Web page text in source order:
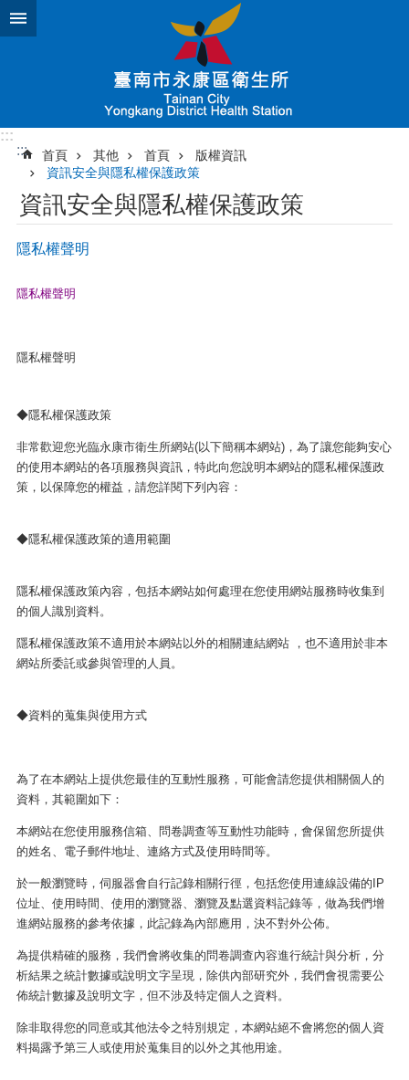
跳到主要內容區塊
:::
:::
首頁 其他 首頁
版權資訊
資訊安全與隱私權保護政策
資訊安全與隱私權保護政策
隱私權聲明
隱私權聲明
隱私權聲明
◆隱私權保護政策
非常歡迎您光臨永康市衛生所網站(以下簡稱本網站)，為了讓您能夠安心
的使用本網站的各項服務與資訊，特此向您說明本網站的隱私權保護政
策，以保障您的權益，請您詳閱下列內容：
◆隱私權保護政策的適用範圍
隱私權保護政策內容，包括本網站如何處理在您使用網站服務時收集到
的個人識別資料。
隱私權保護政策不適用於本網站以外的相關連結網站 ，也不適用於非本
網站所委託或參與管理的人員。
◆資料的蒐集與使用方式
為了在本網站上提供您最佳的互動性服務，可能會請您提供相關個人的
資料，其範圍如下：
本網站在您使用服務信箱、問卷調查等互動性功能時，會保留您所提供
的姓名、電子郵件地址、連絡方式及使用時間等。
於一般瀏覽時，伺服器會自行記錄相關行徑，包括您使用連線設備的IP
位址、使用時間、使用的瀏覽器、瀏覽及點選資料記錄等，做為我們增
進網站服務的參考依據，此記錄為內部應用，決不對外公佈。
為提供精確的服務，我們會將收集的問卷調查內容進行統計與分析，分
析結果之統計數據或說明文字呈現，除供內部研究外，我們會視需要公
佈統計數據及說明文字，但不涉及特定個人之資料。
除非取得您的同意或其他法令之特別規定，本網站絕不會將您的個人資
料揭露予第三人或使用於蒐集目的以外之其他用途。